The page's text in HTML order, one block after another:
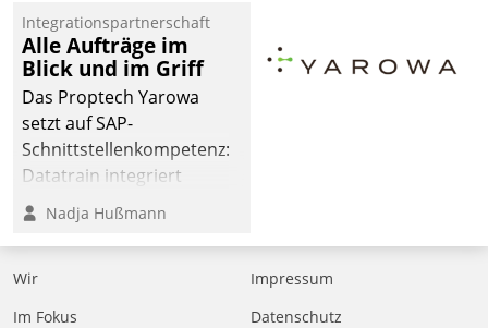
Integrationspartnerschaft
Alle Aufträge im
Blick und im Griff
Das Proptech Yarowa
setzt auf SAP-
Schnittstellenkompetenz:
Datatrain integriert
Yarowas Portal zur
Vergabe und Verwaltung
von Aufträgen der
operativen
Instandhaltung in die
Nadja Hußmann
Wir
Im Fokus
Impressum
Datenschutz